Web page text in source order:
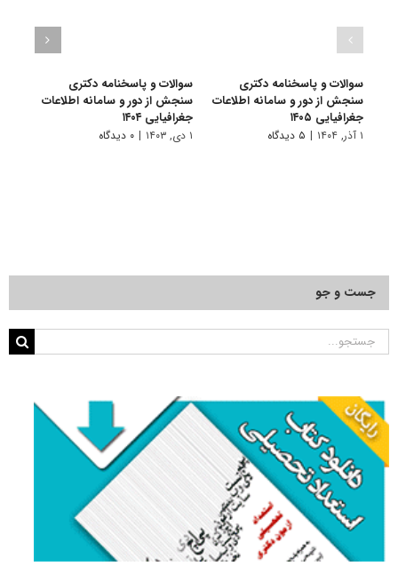
سوالات و پاسخنامه دکتری
سنجش از دور و سامانه اطلاعات
جغرافیایی ۱۴۰۵
۱ آذر, ۱۴۰۴ | ۵ دیدگاه
سوالات و پاسخنامه دکتری
سنجش از دور و سامانه اطلاعات
جغرافیایی ۱۴۰۴
۱ دی, ۱۴۰۳ | ۰ دیدگاه
جست و جو
جستجو